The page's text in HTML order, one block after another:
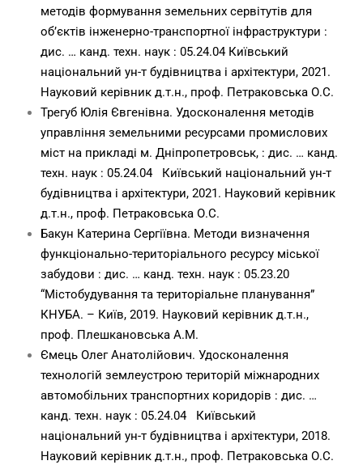
методів формування земельних сервітутів для
об’єктів інженерно-транспортної інфраструктури :
дис. … канд. техн. наук : 05.24.04 Київський
національний ун-т будівництва і архітектури, 2021.
Науковий керівник д.т.н., проф. Петраковська О.С.
Трегуб Юлія Євгенівна. Удосконалення методів
управління земельними ресурсами промислових
міст на прикладі м. Дніпропетровськ, : дис. … канд.
техн. наук : 05.24.04 Київський національний ун-т
будівництва і архітектури, 2021. Науковий керівник
д.т.н., проф. Петраковська О.С.
Бакун Катерина Сергіївна. Методи визначення
функціонально-територіального ресурсу міської
забудови : дис. … канд. техн. наук : 05.23.20
“Містобудування та територіальне планування”
КНУБА. – Київ, 2019. Науковий керівник д.т.н.,
проф. Плешкановська А.М.
Ємець Олег Анатолійович. Удосконалення
технологій землеустрою територій міжнародних
автомобільних транспортних коридорів : дис. …
канд. техн. наук : 05.24.04 Київський
національний ун-т будівництва і архітектури, 2018.
Науковий керівник д.т.н., проф. Петраковська О.С.